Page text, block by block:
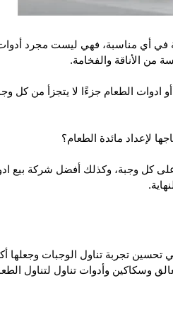
في أي مناسبة، فهي ليست مجرد
من الأناقة والفخامة.
ادوات الطعام جزءًا لا يتجزأ من كل
لإعداد مائدة الطعام؟
على كل وجبة، وكذلك أفضل شركة بيع
تجربة تناول الوجبات وجعلها
وسكاكين وأدوات تناول لتناول